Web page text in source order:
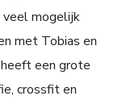
veel mogelijk
met Tobias en
een grote
crossfit en